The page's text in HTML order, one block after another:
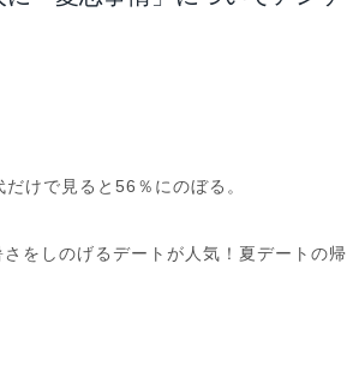
けで見ると56％にのぼる。
をしのげるデートが人気！夏デートの帰